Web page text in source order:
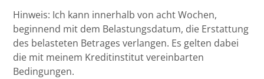
Hinweis: Ich kann innerhalb von acht Wochen,
beginnend mit dem Belastungsdatum, die Erstattung
des belasteten Betrages verlangen. Es gelten dabei
die mit meinem Kreditinstitut vereinbarten
Bedingungen.
Rostock
Saarbrücken